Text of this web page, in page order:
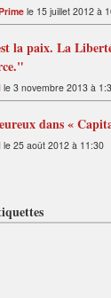
le 15 juillet 2012 à
la paix. La
le 3 novembre 2013 à
dans «
le 25 août 2012 à 11:30